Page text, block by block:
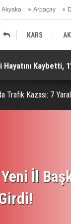
Akyaka Arpaçay
Kars Gündem
KARS
SELİM SUSUZ
Kaybetti,
Trafik Kazası: 7
İl